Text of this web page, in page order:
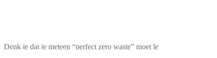
Denk je dat je meteen “perfect zero waste” moet le